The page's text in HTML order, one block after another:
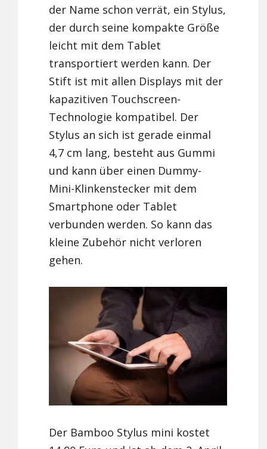
der Name schon verrät, ein Stylus,
der durch seine kompakte Größe
leicht mit dem Tablet
transportiert werden kann. Der
Stift ist mit allen Displays mit der
kapazitiven Touchscreen-
Technologie kompatibel. Der
Stylus an sich ist gerade einmal
4,7 cm lang, besteht aus Gummi
und kann über einen Dummy-
Mini-Klinkenstecker mit dem
Smartphone oder Tablet
verbunden werden. So kann das
kleine Zubehör nicht verloren
gehen.
Der Bamboo Stylus mini kostet